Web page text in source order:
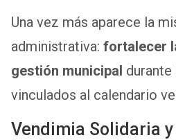
Una vez más aparece la
administrativa: fortalecer
gestión municipal
vinculados al calendario
Vendimia Solidaria